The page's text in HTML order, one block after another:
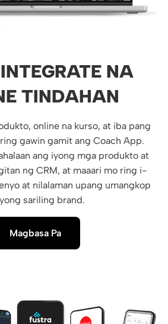
NA
TINDAHAN
online na kurso, at iba pang
gawin gamit ang Coach App.
ang iyong mga produkto at
ng CRM, at maaari mo ring i-
at nilalaman upang umangkop
sariling brand.
Magbasa Pa